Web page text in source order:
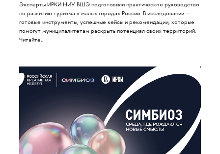
Эксперты ИРКИ НИУ ВШЭ подготовили практическое руководство
по развитию туризма в малых городах России. В исследовании —
готовые инструменты, успешные кейсы и рекомендации, которые
помогут муниципалитетам раскрыть потенциал своих территорий.
Читайте..